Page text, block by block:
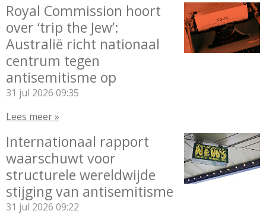
Royal Commission hoort
over ‘trip the Jew’:
Australië richt nationaal
centrum tegen
antisemitisme op
31 jul 2026 09:35
Lees meer »
Internationaal rapport
waarschuwt voor
structurele wereldwijde
stijging van antisemitisme
31 jul 2026 09:22